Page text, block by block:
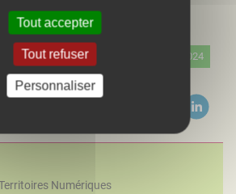
actualités 26/06/2024
Numériques
Tout accepter
Tout refuser
Personnaliser